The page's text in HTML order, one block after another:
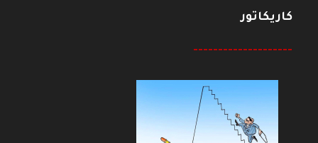
كاريكاتور
--------------------